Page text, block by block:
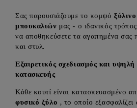
Σας παρουσιάζουμε το κομψό
μπουκαλιών μας - ο ιδανικός
να αποθηκεύσετε τα αγαπημένα σας
και στυλ.
Εξαιρετικός σχεδιασμός και υψηλή
κατασκευής
Κάθε κουτί είναι κατασκευασμένο
φυσικό ξύλο , το οποίο εξασφαλίζει